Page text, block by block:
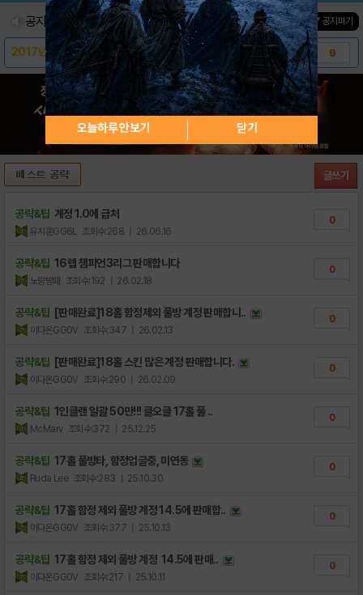
공지사항 진행중인 이벤트0건 ▼ 공지펴기
2017년 3월 밸런스 업데이트
※필독※ 거래글 및 클랜홍보글 관련하여 안내드.. 2
[공지] 클랜 홍보글 게시에 대한 안내드립니다..
[정보] 마을회관 레벨별 건설/연구 정보
퀸이 방타를 때릴때 횟수(퀸 렙 확장) 9
[안내] 계정 거래 글 등록을 금지합니다. 13
글쓰기
공략&팁 계정 1.0에 급처
유지훈GG6L 조회수:268 | 26.06.16
0
공략&팁 16렙 챔피언3리그 판매합니다
노랑방패 조회수:192 | 26.02.18
0
공략&팁 [판매완료]18홀 함정제외 풀방 계정 판매합니..
이다온GG0V 조회수:347 | 26.02.13
0
공략&팁 [판매완료]18홀 스킨 많은 계정 판매합니다.
이다온GG0V 조회수:290 | 26.02.09
0
공략&팁 1인클랜 일괄 50만!!! 클오클 17홀 풀 ..
McMarv 조회수:372 | 25.12.25
0
공략&팁 17홀 풀방타, 함정업글중, 미연동
Ruda Lee 조회수:283 | 25.10.30
0
공략&팁 17홀 함정 제외 풀방 계정 14.5에 판매합..
이다온GG0V 조회수:377 | 25.10.13
0
공략&팁 17홀 함정 제외 풀방 계정 14.5에 판매..
이다온GG0V 조회수:217 | 25.10.11
0
오늘하루 안보기 닫기